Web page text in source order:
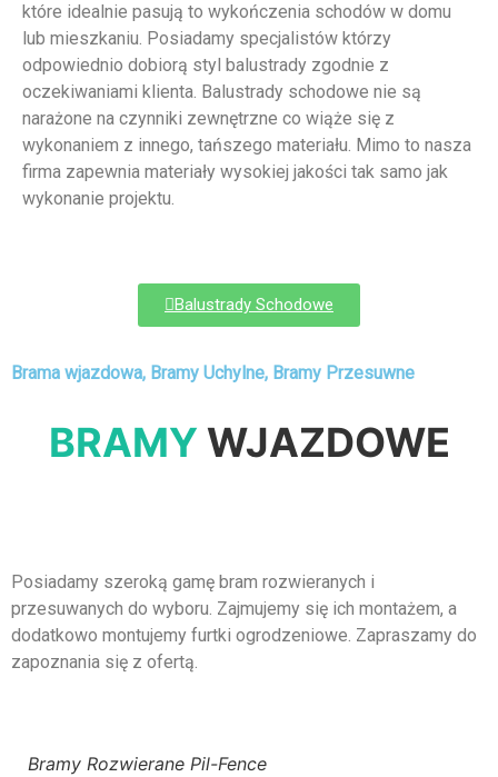
które idealnie pasują to wykończenia schodów w domu
lub mieszkaniu. Posiadamy specjalistów którzy
odpowiednio dobiorą styl balustrady zgodnie z
oczekiwaniami klienta. Balustrady schodowe nie są
narażone na czynniki zewnętrzne co wiąże się z
wykonaniem z innego, tańszego materiału. Mimo to nasza
firma zapewnia materiały wysokiej jakości tak samo jak
wykonanie projektu.
Balustrady Schodowe
Brama wjazdowa, Bramy Uchylne, Bramy Przesuwne
BRAMY WJAZDOWE
Posiadamy szeroką gamę bram rozwieranych i
przesuwanych do wyboru. Zajmujemy się ich montażem, a
dodatkowo montujemy furtki ogrodzeniowe. Zapraszamy do
zapoznania się z ofertą.
Bramy Rozwierane Pil-Fence